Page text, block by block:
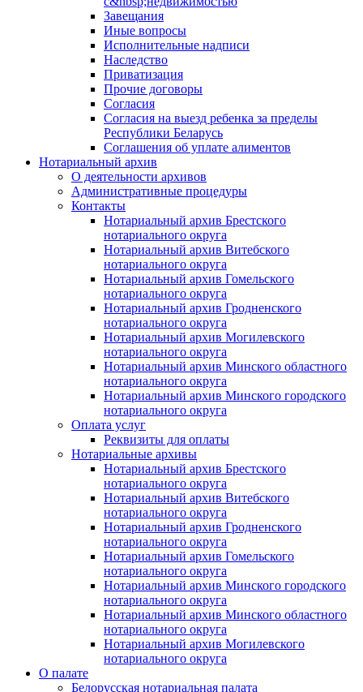
Завещания
Иные вопросы
Исполнительные надписи
Наследство
Приватизация
Прочие договоры
Согласия
Согласия на выезд ребенка за пределы
Республики Беларусь
Соглашения об уплате алиментов
Нотариальный архив
О деятельности архивов
Административные процедуры
Контакты
Нотариальный архив Брестского
нотариального округа
Нотариальный архив Витебского
нотариального округа
Нотариальный архив Гомельского
нотариального округа
Нотариальный архив Гродненского
нотариального округа
Нотариальный архив Могилевского
нотариального округа
Нотариальный архив Минского областного
нотариального округа
Нотариальный архив Минского городского
нотариального округа
Оплата услуг
Реквизиты для оплаты
Нотариальные архивы
Нотариальный архив Брестского
нотариального округа
Нотариальный архив Витебского
нотариального округа
Нотариальный архив Гродненского
нотариального округа
Нотариальный архив Гомельского
нотариального округа
Нотариальный архив Минского городского
нотариального округа
Нотариальный архив Минского областного
нотариального округа
Нотариальный архив Могилевского
нотариального округа
О палате
Белорусская нотариальная палата